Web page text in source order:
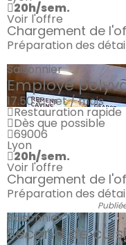
20h/sem.
Voir l'offre
Chargement de
Préparation des
Saisonnier
Employé
17.50 €net / mois
Restauration rapide
Dès que possible
69006
Lyon
20h/sem.
Voir l'offre
Chargement de
Préparation des
Saisonnier
Second de